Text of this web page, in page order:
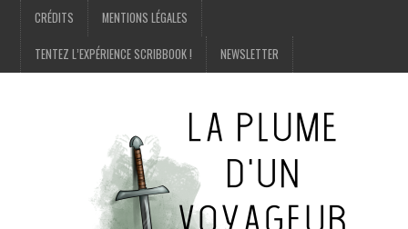
CRÉDITS MENTIONS LÉGALES
TENTEZ L’EXPÉRIENCE SCRIBBOOK ! NEWSLETTER